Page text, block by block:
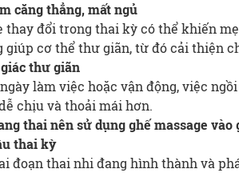
căng thẳng, mất ngủ
thay đổi trong thai kỳ có thể khiến
giúp cơ thể thư giãn, từ đó cải thiện
thư giãn
làm việc hoặc vận động, việc
chịu và thoải mái hơn.
thai nên sử dụng ghế massage vào
thai kỳ
đoạn thai nhi đang hình thành và